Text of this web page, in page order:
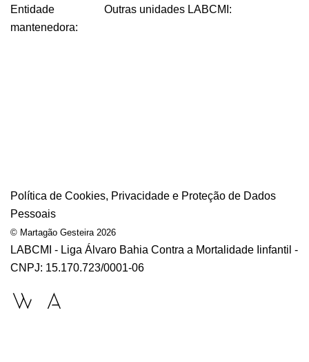
Entidade
mantenedora:
Outras unidades LABCMI:
Política de Cookies, Privacidade e Proteção de Dados
Pessoais
© Martagão Gesteira 2026
LABCMI - Liga Álvaro Bahia Contra a Mortalidade Iinfantil -
CNPJ: 15.170.723/0001-06